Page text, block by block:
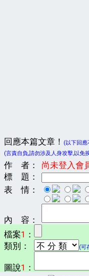
回應本篇文章！
(以下回
(言責自負,請勿涉及人身攻擊,以免
作 者：
尚未登入會
標 題：
表 情：
內 容：
檔案1 ：
類別：
(可
圖說1 ：